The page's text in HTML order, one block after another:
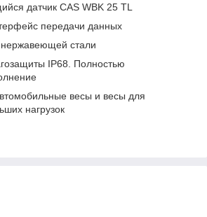
датчик CAS WBK 25 TL
передачи данных
стали
IP68. Полностью
весы и весы для
нагрузок